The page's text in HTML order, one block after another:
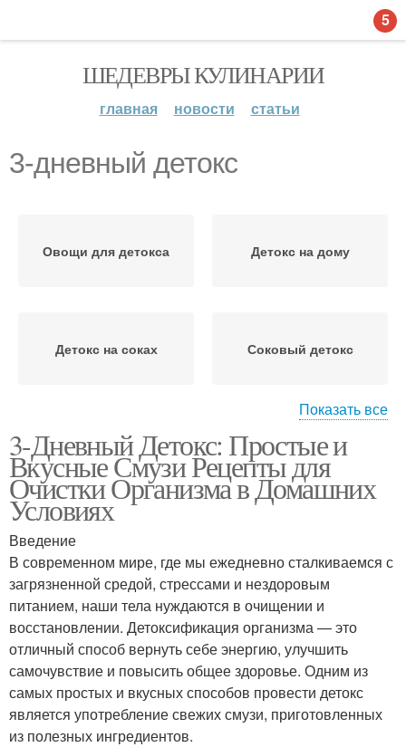
ШЕДЕВРЫ КУЛИНАРИИ
главная новости статьи
3-дневный детокс
Овощи для детокса Детокс на дому
Детокс на соках Соковый детокс
Подготовка к детоксу
Показать все
3-Дневный Детокс: Простые и
Вкусные Смузи Рецепты для
Очистки Организма в Домашних
Условиях
Введение
В современном мире, где мы ежедневно сталкиваемся с
загрязненной средой, стрессами и нездоровым
питанием, наши тела нуждаются в очищении и
восстановлении. Детоксификация организма — это
отличный способ вернуть себе энергию, улучшить
самочувствие и повысить общее здоровье. Одним из
самых простых и вкусных способов провести детокс
является употребление свежих смузи, приготовленных
из полезных ингредиентов.
5